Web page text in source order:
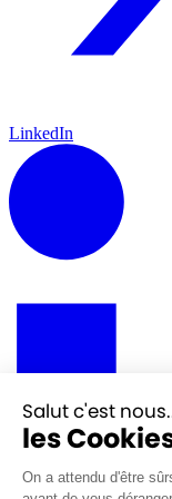
LinkedIn
Salut c'est
les
On a attendu d'être